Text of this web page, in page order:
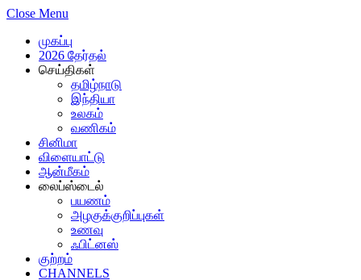
Close Menu
முகப்பு
2026 தேர்தல்
செய்திகள்
தமிழ்நாடு
இந்தியா
உலகம்
வணிகம்
சினிமா
விளையாட்டு
ஆன்மீகம்
லைப்ஸ்டைல்
பயணம்
அழகுக்குறிப்புகள்
உணவு
ஃபிட்னஸ்
குற்றம்
CHANNELS